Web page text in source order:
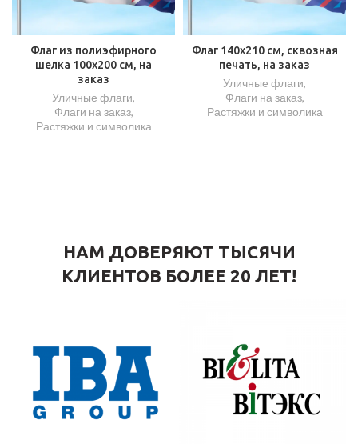
Флаг из полиэфирного
шелка 100х200 см, на
заказ
Уличные флаги,
Флаги на заказ,
Растяжки и символика
Флаг 140х210 см, сквозная
печать, на заказ
Уличные флаги,
Флаги на заказ,
Растяжки и символика
НАМ ДОВЕРЯЮТ ТЫСЯЧИ
КЛИЕНТОВ БОЛЕЕ 20 ЛЕТ!